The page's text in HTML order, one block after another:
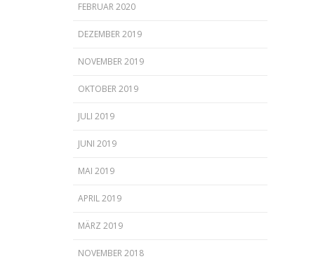
FEBRUAR 2020
DEZEMBER 2019
NOVEMBER 2019
OKTOBER 2019
JULI 2019
JUNI 2019
MAI 2019
APRIL 2019
MÄRZ 2019
NOVEMBER 2018